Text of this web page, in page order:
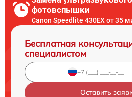
фотовспышки
Canon Speedlite 430EX от 35
Бесплатная
специалистом
Оставить